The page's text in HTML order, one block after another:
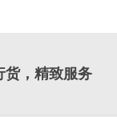
货，精致服务